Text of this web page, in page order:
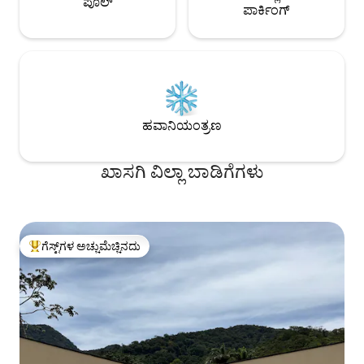
ಪಾರ್ಕಿಂಗ್
ಹವಾನಿಯಂತ್ರಣ
ಖಾಸಗಿ ವಿಲ್ಲಾ ಬಾಡಿಗೆಗಳು
ಗೆಸ್ಟ್‌ಗಳಿಗೆ ಅತಿ ಹೆಚ್ಚು ಅಚ್ಚುಮೆಚ್ಚಿನದು
ಗೆಸ್ಟ್‌ಗಳ ಅಚ್ಚುಮೆಚ್ಚಿನದು